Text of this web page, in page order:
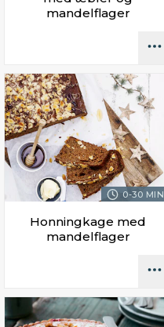
mandelflager
0-30 MIN.
Honningkage med
mandelflager